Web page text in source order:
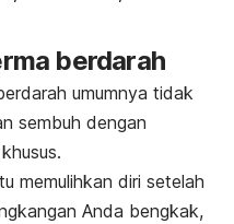
berdarah
umumnya tidak
sembuh dengan
memulihkan diri setelah
Anda bengkak,